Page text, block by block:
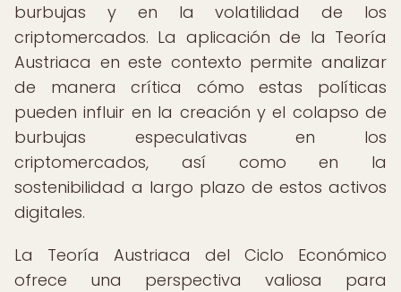
burbujas y en la volatilidad de los
criptomercados. La aplicación de la Teoría
Austriaca en este contexto permite analizar
de manera crítica cómo estas políticas
pueden influir en la creación y el colapso de
burbujas especulativas en los
criptomercados, así como en la
sostenibilidad a largo plazo de estos activos
digitales.
La Teoría Austriaca del Ciclo Económico
ofrece una perspectiva valiosa para